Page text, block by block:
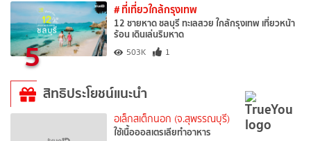
5
# ที่เที่ยวใกล้กรุงเทพ
12 ชายหาด ชลบุรี ทะเลสวย ใกล้กรุงเทพ เที่ยวหน้า
ร้อน เดินเล่นริมหาด
503K 1
สิทธิประโยชน์แนะนำ
อเล็กสเต็กนอก (จ.สุพรรณบุรี)
ใช้เนื้อออสเตรเลียทำอาหาร